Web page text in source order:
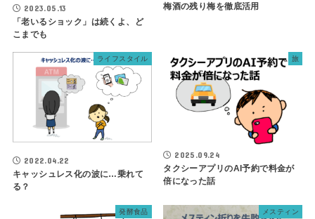
2023.05.13
「老いるショック」は続くよ、ど
こまでも
梅酒の残り梅を徹底活用
ライフスタイル
2022.04.22
キャッシュレス化の波に…乗れて
る？
旅
2025.09.24
タクシーアプリのAI予約で料金が
倍になった話
発酵食品 メスティン